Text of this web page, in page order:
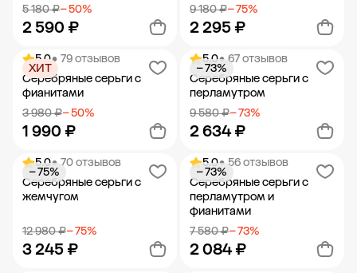
5 180 ₽− 50%
2 590 ₽
Добавить в корзину
9 180 ₽− 75%
2 295 ₽
Добавить в корзину
5.0• 79 отзывов
Серебряные серьги с
фианитами
3 980 ₽− 50%
1 990 ₽
ХИТ
Добавить в корзину
5.0• 67 отзывов
Серебряные серьги с
перламутром
9 580 ₽− 73%
2 634 ₽
− 73%
Добавить в корзину
5.0• 70 отзывов
Серебряные серьги с
жемчугом
12 980 ₽− 75%
3 245 ₽
− 75%
5.0• 56 отзывов
Серебряные серьги с
перламутром и
фианитами
7 580 ₽− 73%
2 084 ₽
− 73%